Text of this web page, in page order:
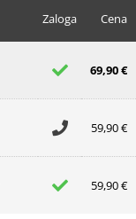
Zaloga Cena
69,90 €
59,90 €
59,90 €